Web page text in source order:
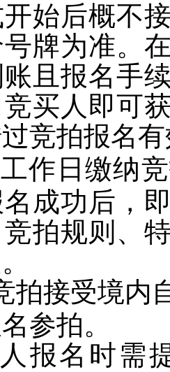
始后概不
牌为准。
且报名手
买人即可
竞拍报名
作日缴纳
成功后，
拍规则、
拍接受境内
参拍。
报名时需